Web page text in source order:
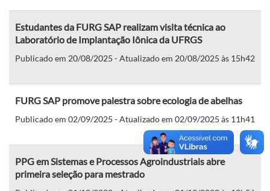
Estudantes da FURG SAP realizam visita técnica ao
Laboratório de Implantação Iônica da UFRGS
Publicado em 20/08/2025 - Atualizado em 20/08/2025 às 15h42
FURG SAP promove palestra sobre ecologia de abelhas
Publicado em 02/09/2025 - Atualizado em 02/09/2025 às 11h41
PPG em Sistemas e Processos Agroindustriais abre
primeira seleção para mestrado